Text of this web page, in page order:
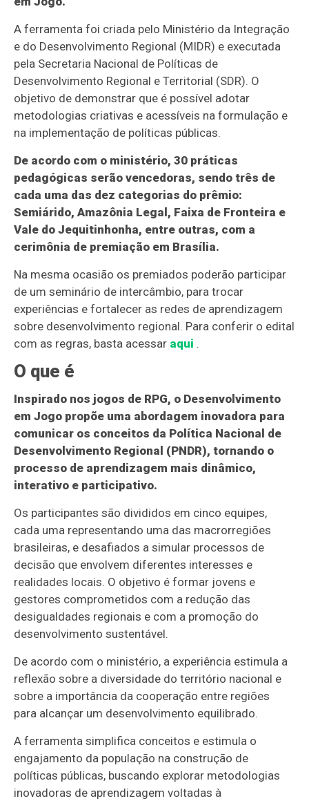
A ferramenta foi criada pelo Ministério da Integração
e do Desenvolvimento Regional (MIDR) e executada
pela Secretaria Nacional de Políticas de
Desenvolvimento Regional e Territorial (SDR). O
objetivo de demonstrar que é possível adotar
metodologias criativas e acessíveis na formulação e
na implementação de políticas públicas.
De acordo com o ministério, 30 práticas
pedagógicas serão vencedoras, sendo três de
cada uma das dez categorias do prêmio:
Semiárido, Amazônia Legal, Faixa de Fronteira e
Vale do Jequitinhonha, entre outras, com a
cerimônia de premiação em Brasília.
Na mesma ocasião os premiados poderão participar
de um seminário de intercâmbio, para trocar
experiências e fortalecer as redes de aprendizagem
sobre desenvolvimento regional. Para conferir o edital
com as regras, basta acessar aqui .
O que é
Inspirado nos jogos de RPG, o Desenvolvimento
em Jogo propõe uma abordagem inovadora para
comunicar os conceitos da Política Nacional de
Desenvolvimento Regional (PNDR), tornando o
processo de aprendizagem mais dinâmico,
interativo e participativo.
Os participantes são divididos em cinco equipes,
cada uma representando uma das macrorregiões
brasileiras, e desafiados a simular processos de
decisão que envolvem diferentes interesses e
realidades locais. O objetivo é formar jovens e
gestores comprometidos com a redução das
desigualdades regionais e com a promoção do
desenvolvimento sustentável.
De acordo com o ministério, a experiência estimula a
reflexão sobre a diversidade do território nacional e
sobre a importância da cooperação entre regiões
para alcançar um desenvolvimento equilibrado.
A ferramenta simplifica conceitos e estimula o
engajamento da população na construção de
políticas públicas, buscando explorar metodologias
inovadoras de aprendizagem voltadas à